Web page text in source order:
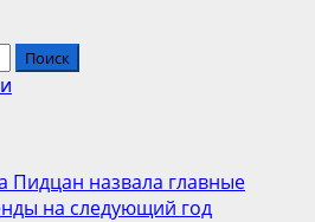
Пидцан назвала главные
на следующий год